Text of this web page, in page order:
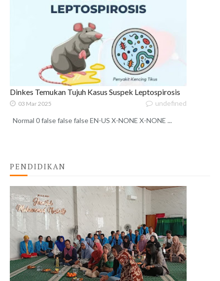
Dinkes Temukan Tujuh Kasus Suspek Leptospirosis
03 Mar 2025 undefined
Normal 0 false false false EN-US X-NONE X-NONE ...
PENDIDIKAN